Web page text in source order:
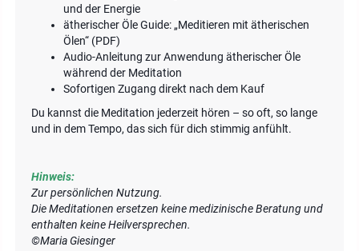
und der Energie
ätherischer Öle Guide: „Meditieren mit ätherischen
Ölen“ (PDF)
Audio-Anleitung zur Anwendung ätherischer Öle
während der Meditation
Sofortigen Zugang direkt nach dem Kauf
Du kannst die Meditation jederzeit hören – so oft, so lange
und in dem Tempo, das sich für dich stimmig anfühlt.
Hinweis:
Zur persönlichen Nutzung.
Die Meditationen ersetzen keine medizinische Beratung und
enthalten keine Heilversprechen.
©Maria Giesinger